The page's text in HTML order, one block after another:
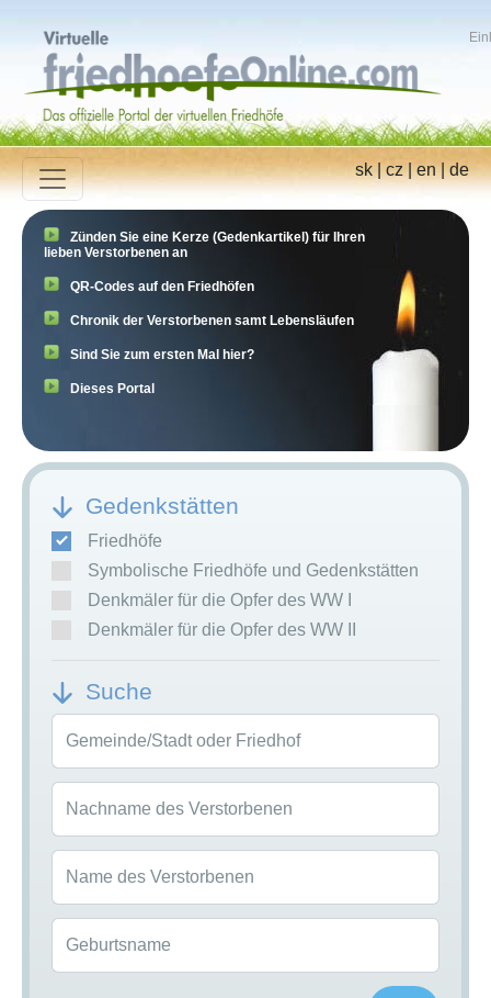
sk|cz|en|de
Zünden Sie eine Kerze (Gedenkartikel) für Ihren
lieben Verstorbenen an
QR-Codes auf den Friedhöfen
Chronik der Verstorbenen samt Lebensläufen
Sind Sie zum ersten Mal hier?
Dieses Portal
Gedenkstätten
Friedhöfe
Symbolische Friedhöfe und Gedenkstätten
Denkmäler für die Opfer des WW I
Denkmäler für die Opfer des WW II
Suche
Gemeinde/Stadt oder Friedhof
Nachname des Verstorbenen
Name des Verstorbenen
Geburtsname